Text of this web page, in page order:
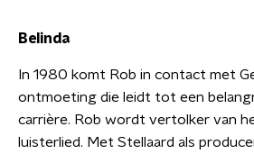
Belinda
In 1980 komt Rob in contact met
ontmoeting die leidt tot een
carrière. Rob wordt vertolker van
luisterlied. Met Stellaard als